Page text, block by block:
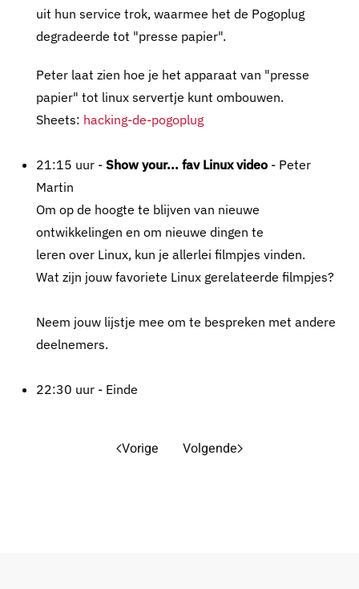
uit hun service trok, waarmee het de Pogoplug
degradeerde tot "presse papier".
Peter laat zien hoe je het apparaat van "presse
papier" tot linux servertje kunt ombouwen.
Sheets: hacking-de-pogoplug
21:15 uur - Show your... fav Linux video - Peter
Martin
Om op de hoogte te blijven van nieuwe
ontwikkelingen en om nieuwe dingen te
leren over Linux, kun je allerlei filmpjes vinden.
Wat zijn jouw favoriete Linux gerelateerde filmpjes?
Neem jouw lijstje mee om te bespreken met andere
deelnemers.
22:30 uur - Einde
Vorige Volgende